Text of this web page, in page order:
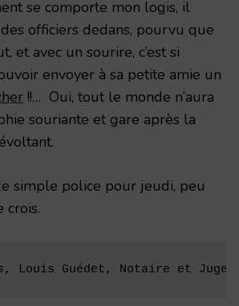
se comporte mon logis, il
officiers dedans, pourvu que
et avec un sourire, c’est si
envoyer à sa petite amie un
!!… Oui, tout le monde n’aura
souriante et gare après la
simple police pour jeudi, peu
crois.
, Louis Guédet, Notaire et